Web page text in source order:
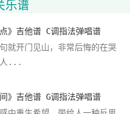
乐谱
》吉他谱 C调指法弹唱谱
就开门见山，非常后悔的在哭
人...
》吉他谱 G调指法弹唱谱